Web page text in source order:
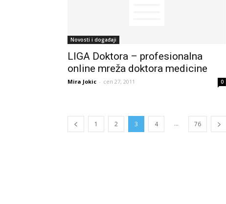
Novosti i događaji
LIGA Doktora – profesionalna
online mreža doktora medicine
Mira Jokic - сеп 27, 2011 0
1 2 3 4 ... 76